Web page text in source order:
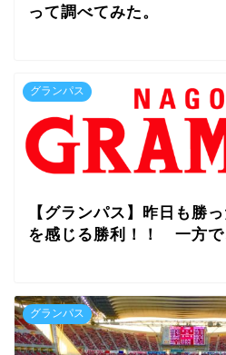
って調べてみた。
グランパス
【グランパス】昨日も勝
を感じる勝利！！ 一方で
グランパス